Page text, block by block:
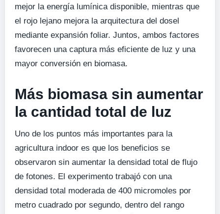
mejor la energía lumínica disponible, mientras que
el rojo lejano mejora la arquitectura del dosel
mediante expansión foliar. Juntos, ambos factores
favorecen una captura más eficiente de luz y una
mayor conversión en biomasa.
Más biomasa sin aumentar
la cantidad total de luz
Uno de los puntos más importantes para la
agricultura indoor es que los beneficios se
observaron sin aumentar la densidad total de flujo
de fotones. El experimento trabajó con una
densidad total moderada de 400 micromoles por
metro cuadrado por segundo, dentro del rango